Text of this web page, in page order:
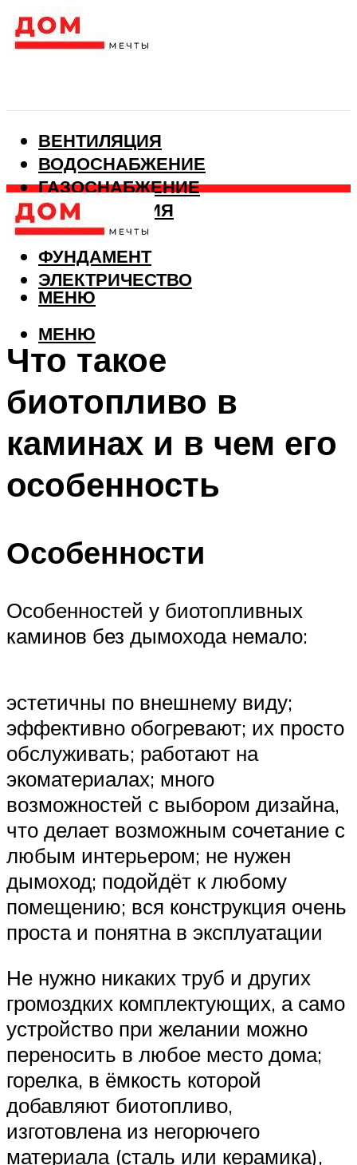
ВЕНТИЛЯЦИЯ
ВОДОСНАБЖЕНИЕ
ГАЗОСНАБЖЕНИЕ
КАНАЛИЗАЦИЯ
ОТОПЛЕНИЕ
ФУНДАМЕНТ
ЭЛЕКТРИЧЕСТВО
МЕНЮ
МЕНЮ
Что такое
биотопливо в
каминах и в чем его
особенность
Особенности
Особенностей у биотопливных
каминов без дымохода немало:
эстетичны по внешнему виду;
эффективно обогревают; их просто
обслуживать; работают на
экоматериалах; много
возможностей с выбором дизайна,
что делает возможным сочетание с
любым интерьером; не нужен
дымоход; подойдёт к любому
помещению; вся конструкция очень
проста и понятна в эксплуатации
Не нужно никаких труб и других
громоздких комплектующих, а само
устройство при желании можно
переносить в любое место дома;
горелка, в ёмкость которой
добавляют биотопливо,
изготовлена из негорючего
материала (сталь или керамика),